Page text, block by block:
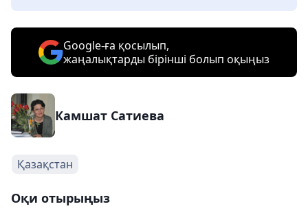
Google-ға қосылып,
жаңалықтарды бірінші болып оқыңыз
Камшат Сатиева
Қазақстан
Оқи отырыңыз